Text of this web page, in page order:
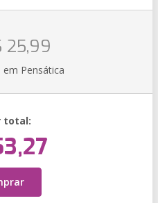
25,99
em Pensática
total: